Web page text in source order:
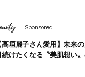
Sponsored
高垣麗子さん愛用】未来
続けたくなる〝美肌想い